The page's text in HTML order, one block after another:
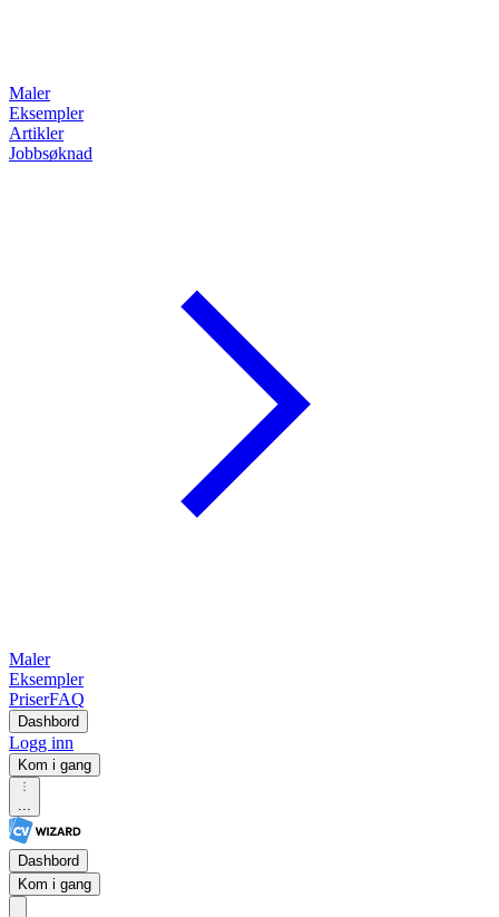
Maler
Eksempler
Artikler
Jobbsøknad
Maler
Eksempler
PriserFAQ
Dashbord
Logg inn
Kom i gang
...
Dashbord
Kom i gang